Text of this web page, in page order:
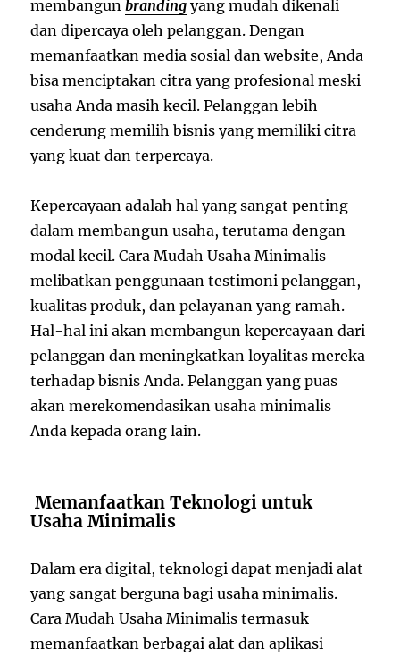
membangunbranding yang mudah dikenali
dan dipercaya oleh pelanggan. Dengan
memanfaatkan media sosial dan website, Anda
bisa menciptakan citra yang profesional meski
usaha Anda masih kecil. Pelanggan lebih
cenderung memilih bisnis yang memiliki citra
yang kuat dan terpercaya.
Kepercayaan adalah hal yang sangat penting
dalam membangun usaha, terutama dengan
modal kecil. Cara Mudah Usaha Minimalis
melibatkan penggunaan testimoni pelanggan,
kualitas produk, dan pelayanan yang ramah.
Hal-hal ini akan membangun kepercayaan dari
pelanggan dan meningkatkan loyalitas mereka
terhadap bisnis Anda. Pelanggan yang puas
akan merekomendasikan usaha minimalis
Anda kepada orang lain.
Memanfaatkan Teknologi untuk
Usaha Minimalis
Dalam era digital, teknologi dapat menjadi alat
yang sangat berguna bagi usaha minimalis.
Cara Mudah Usaha Minimalis termasuk
memanfaatkan berbagai alat dan aplikasi